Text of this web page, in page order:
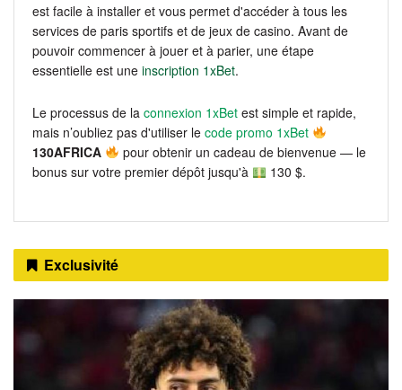
est facile à installer et vous permet d'accéder à tous les
services de paris sportifs et de jeux de casino. Avant de
pouvoir commencer à jouer et à parier, une étape
essentielle est une inscription 1xBet.
Le processus de la connexion 1xBet est simple et rapide,
mais n’oubliez pas d'utiliser le code promo 1xBet
130AFRICA
pour obtenir un cadeau de bienvenue — le
bonus sur votre premier dépôt jusqu'à
130 $.
Exclusivité